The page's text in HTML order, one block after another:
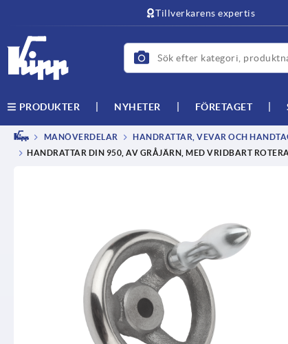
Tillverkarens expertis
PRODUKTER NYHETER FÖRETAGET
MANÖVERDELAR HANDRATTAR, VEVAR OCH
HANDRATTAR DIN 950, AV GRÅJÄRN, MED VRIDBART